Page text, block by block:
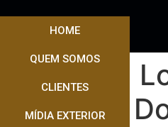
HOME
QUEM SOMOS
CLIENTES
MÍDIA EXTERIOR
Empresa
Outdoor